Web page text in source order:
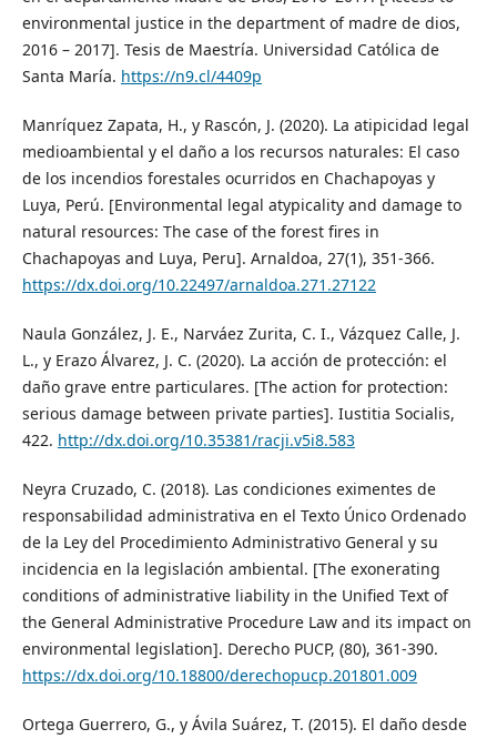
environmental justice in the department of madre de dios,
2016 – 2017]. Tesis de Maestría. Universidad Católica de
Santa María. https://n9.cl/4409p
Manríquez Zapata, H., y Rascón, J. (2020). La atipicidad legal
medioambiental y el daño a los recursos naturales: El caso
de los incendios forestales ocurridos en Chachapoyas y
Luya, Perú. [Environmental legal atypicality and damage to
natural resources: The case of the forest fires in
Chachapoyas and Luya, Peru]. Arnaldoa, 27(1), 351-366.
https://dx.doi.org/10.22497/arnaldoa.271.27122
Naula González, J. E., Narváez Zurita, C. I., Vázquez Calle, J.
L., y Erazo Álvarez, J. C. (2020). La acción de protección: el
daño grave entre particulares. [The action for protection:
serious damage between private parties]. Iustitia Socialis,
422. http://dx.doi.org/10.35381/racji.v5i8.583
Neyra Cruzado, C. (2018). Las condiciones eximentes de
responsabilidad administrativa en el Texto Único Ordenado
de la Ley del Procedimiento Administrativo General y su
incidencia en la legislación ambiental. [The exonerating
conditions of administrative liability in the Unified Text of
the General Administrative Procedure Law and its impact on
environmental legislation]. Derecho PUCP, (80), 361-390.
https://dx.doi.org/10.18800/derechopucp.201801.009
Ortega Guerrero, G., y Ávila Suárez, T. (2015). El daño desde